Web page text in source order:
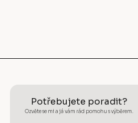
Potřebujete poradit?
Ozvěte se mi a já vám rád pomohu s výběrem.